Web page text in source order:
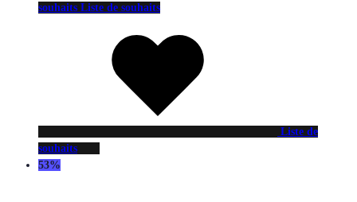
souhaits Liste de souhaits
Liste de
souhaits
53%